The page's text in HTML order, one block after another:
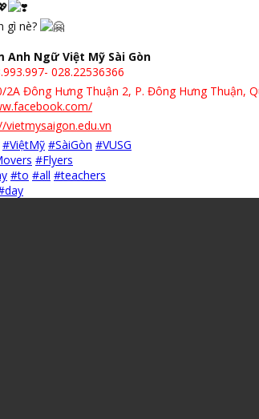
gì nè?
Anh Ngữ Việt Mỹ Sài Gòn
028.22536366
2A Đông Hưng Thuận 2, P. Đông Hưng Thuận,
vietmysaigon.edu.vn
#ViệtMỹ #SàiGòn #VUSG
#Flyers
#to #all #teachers